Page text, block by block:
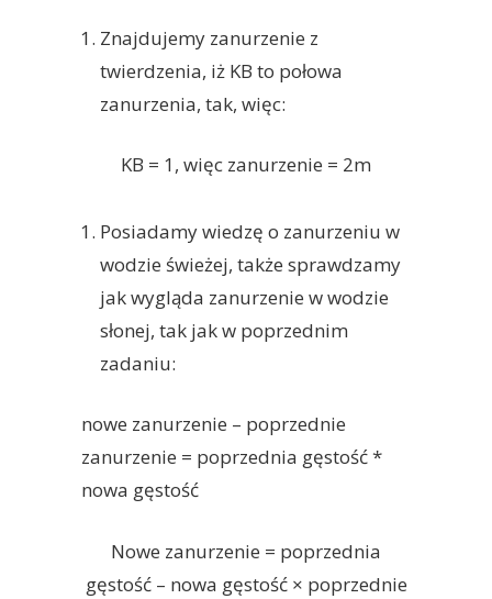
Znajdujemy zanurzenie z
twierdzenia, iż KB to połowa
zanurzenia, tak, więc:
KB = 1, więc zanurzenie = 2m
Posiadamy wiedzę o zanurzeniu w
wodzie świeżej, także sprawdzamy
jak wygląda zanurzenie w wodzie
słonej, tak jak w poprzednim
zadaniu:
nowe zanurzenie – poprzednie
zanurzenie = poprzednia gęstość *
nowa gęstość
Nowe zanurzenie = poprzednia
gęstość – nowa gęstość × poprzednie